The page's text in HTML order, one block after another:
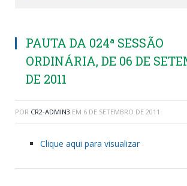
PAUTA DA 024ª SESSÃO
ORDINÁRIA, DE 06 DE
DE 2011
POR CR2-ADMIN3 EM 6 DE SETEMBRO DE 2011
Clique aqui para visualizar